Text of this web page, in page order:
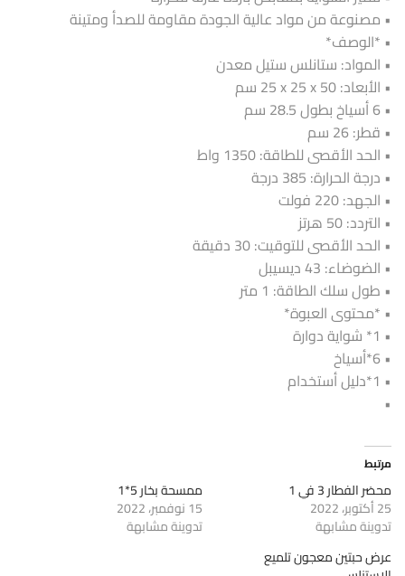
• مصنوعة من مواد عالية الجودة مقاومة للصدأ ومتينة
• *الوصف*
• المواد: ‎ستانلس ستيل معدن
• الأبعاد: ‎25 x 25 x 50 سم
• 6 أسياخ بطول 28.5 سم
• قطر: 26 سم
• الحد الأقصى للطاقة: 1350 واط
• درجة الحرارة: 385 درجة
• الجهد: 220 فولت
• التردد: 50 هرتز
• الحد الأقصى للتوقيت: 30 دقيقة
• الضوضاء: 43 ديسيبل
• طول سلك الطاقة: 1 متر
• *محتوى العبوة*
• 1* شواية دوارة
• 6*أسياخ
• 1*دليل أستخدام
•
مرتبط
محضر الفطار 3 في 1
25 أكتوبر، 2022
تدوينة مشابهة
ممسحة بخار 5*1
15 نوفمبر، 2022
تدوينة مشابهة
عرض حبتين معجون تلميع